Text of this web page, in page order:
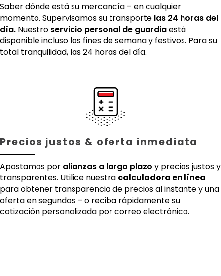
Saber dónde está su mercancía – en cualquier
momento. Supervisamos su transporte las 24 horas del
día. Nuestro servicio personal de guardiaestá
disponible incluso los fines de semana y festivos. Para su
total tranquilidad, las 24 horas del día.
Precios justos & oferta inmediata
Apostamos por alianzas a largo plazo y precios justos y
transparentes. Utilice nuestra calculadora en línea
para obtener transparencia de precios al instante y una
oferta en segundos – o reciba rápidamente su
cotización personalizada por correo electrónico.